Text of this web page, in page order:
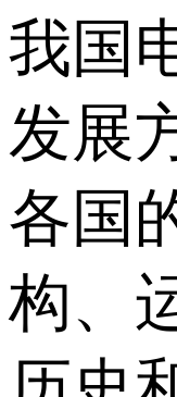
我国
发展
各国
构、